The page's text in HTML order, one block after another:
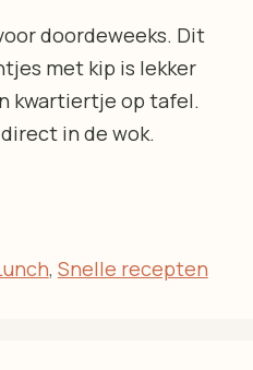
doordeweeks. Dit
met kip is lekker
kwartiertje op tafel.
in de wok.
, Snelle recepten